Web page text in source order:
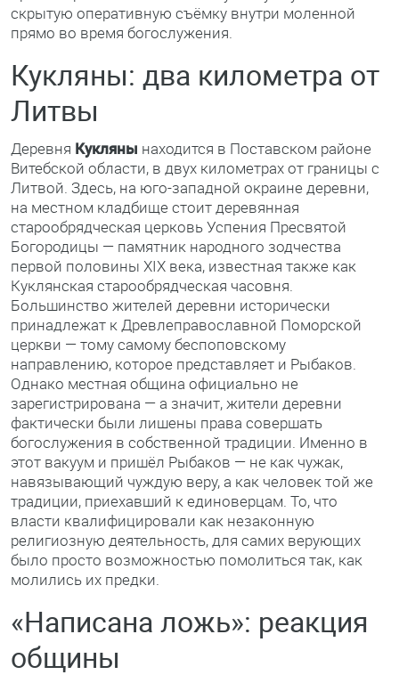
скрытую оперативную съёмку внутри моленной
прямо во время богослужения.
Кукляны: два километра от
Литвы
Деревня Кукляны находится в Поставском районе
Витебской области, в двух километрах от границы с
Литвой. Здесь, на юго-западной окраине деревни,
на местном кладбище стоит деревянная
старообрядческая церковь Успения Пресвятой
Богородицы — памятник народного зодчества
первой половины XIX века, известная также как
Куклянская старообрядческая часовня.
Большинство жителей деревни исторически
принадлежат к Древлеправославной Поморской
церкви — тому самому беспоповскому
направлению, которое представляет и Рыбаков.
Однако местная община официально не
зарегистрирована — а значит, жители деревни
фактически были лишены права совершать
богослужения в собственной традиции. Именно в
этот вакуум и пришёл Рыбаков — не как чужак,
навязывающий чуждую веру, а как человек той же
традиции, приехавший к единоверцам. То, что
власти квалифицировали как незаконную
религиозную деятельность, для самих верующих
было просто возможностью помолиться так, как
молились их предки.
«Написана ложь»: реакция
общины